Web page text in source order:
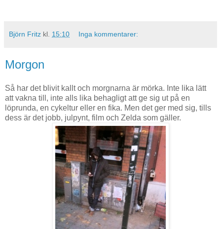
Björn Fritz kl. 15:10 Inga kommentarer:
Morgon
Så har det blivit kallt och morgnarna är mörka. Inte lika lätt
att vakna till, inte alls lika behagligt att ge sig ut på en
löprunda, en cykeltur eller en fika. Men det ger med sig, tills
dess är det jobb, julpynt, film och Zelda som gäller.